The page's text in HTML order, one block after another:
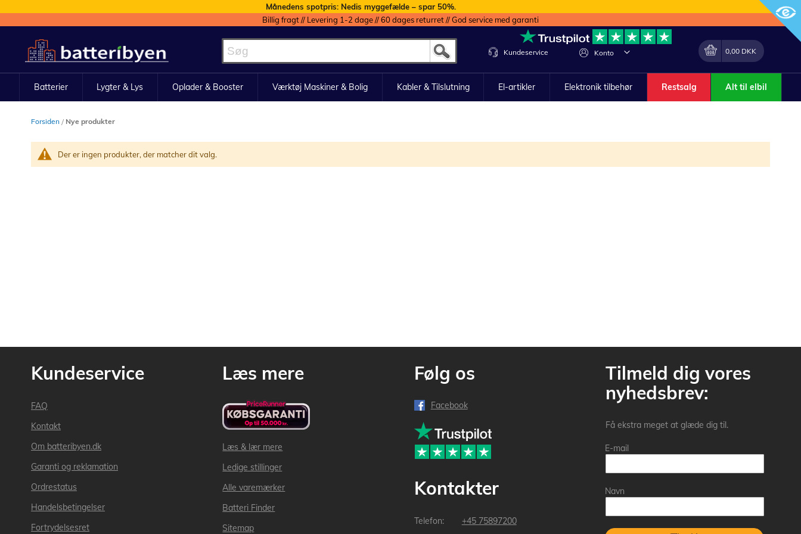
Månedens spotpris: Nedis myggefælde – spar 50%.
Billig fragt // Levering 1-2 dage // 60 dages returret // God service med garanti
to
Content
Konto
Lave
Min indkøbskurv
0,00 DKK
Kundeservice
Batterier Lygter & Lys Oplader & Booster Værktøj Maskiner & Bolig Kabler & Tilslutning El-artikler Elektronik tilbehør Restsalg Alt til elbil
Forsiden Nye produkter
Der er ingen produkter, der matcher dit valg.
Kundeservice
FAQ
Kontakt
Om batteribyen.dk
Garanti og reklamation
Ordrestatus
Handelsbetingelser
Fortrydelsesret
Læs mere
Læs & lær mere
Ledige stillinger
Alle varemærker
Batteri Finder
Sitemap
Følg os
Facebook
Kontakter
+45 75897200
Tilmeld dig vores
nyhedsbrev:
Få ekstra meget at glæde dig til.
E-mail
Navn